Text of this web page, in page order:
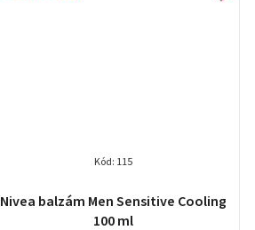
Nivea balzám Men Sensitive Cooling
100 ml
Kód: 115